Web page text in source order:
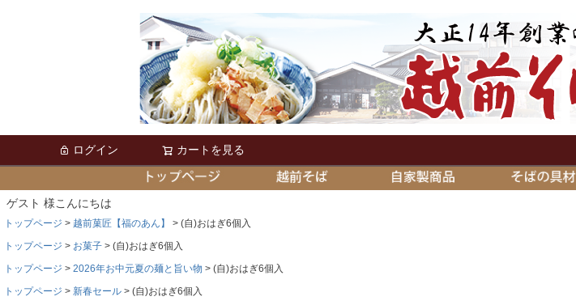
ログイン カートを見る
ゲスト 様こんにちは
トップページ 越前菓匠【福のあん】
(自)おはぎ6個入
トップページ
お菓子
(自)おはぎ6個入
トップページ
2026年お中元夏の麺と旨い物
(自)おはぎ6個入
トップページ
新春セール
(自)おはぎ6個入